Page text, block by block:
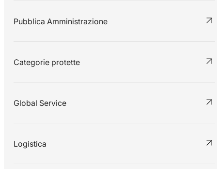
Pubblica Amministrazione
Categorie protette
Global Service
Logistica